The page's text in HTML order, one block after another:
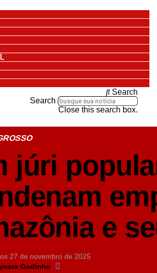
Search
Search
Close this search box.
júri
e
27 de novembro de 2025
Godinho